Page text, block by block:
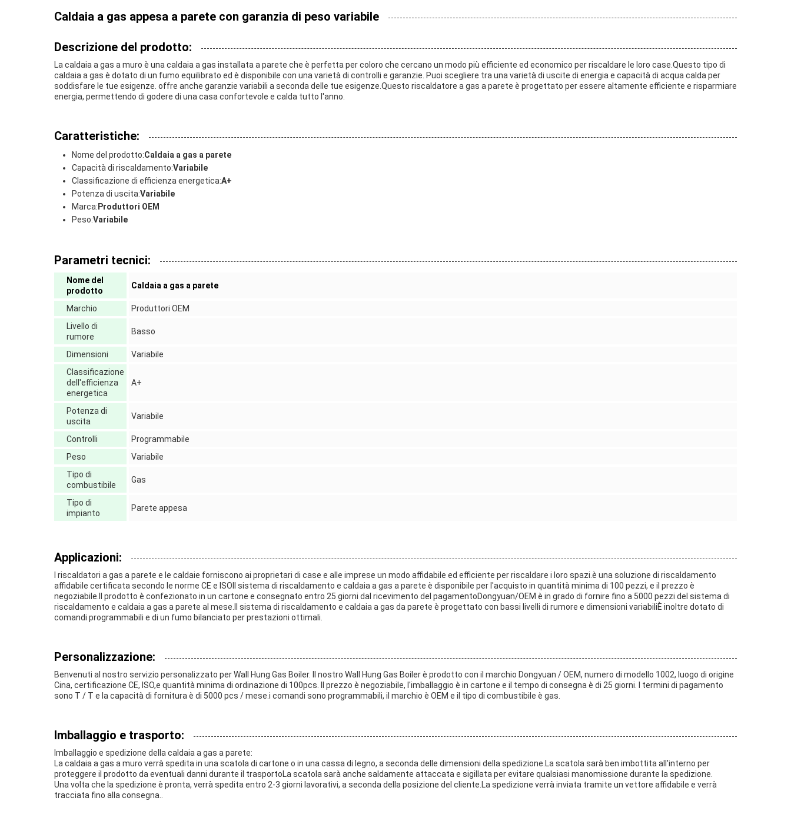
Caldaia a gas appesa a parete con garanzia di peso variabile
Descrizione del prodotto:
La caldaia a gas a muro è una caldaia a gas installata a parete che è perfetta per coloro che cercano un modo più efficiente ed economico per riscaldare le loro case.Questo tipo di
caldaia a gas è dotato di un fumo equilibrato ed è disponibile con una varietà di controlli e garanzie. Puoi scegliere tra una varietà di uscite di energia e capacità di acqua calda per
soddisfare le tue esigenze. offre anche garanzie variabili a seconda delle tue esigenze.Questo riscaldatore a gas a parete è progettato per essere altamente efficiente e risparmiare
energia, permettendo di godere di una casa confortevole e calda tutto l'anno.
Caratteristiche:
Nome del prodotto:Caldaia a gas a parete
Capacità di riscaldamento:Variabile
Classificazione di efficienza energetica:A+
Potenza di uscita:Variabile
Marca: Produttori OEM
Peso:Variabile
Parametri tecnici:
Nome del
prodotto
Caldaia a gas a parete
Marchio
Produttori OEM
Livello di
rumore
Basso
Dimensioni
Variabile
Classificazione
dell'efficienza
energetica
A+
Potenza di
uscita
Variabile
Controlli
Programmabile
Peso
Variabile
Tipo di
combustibile
Gas
Tipo di
impianto
Parete appesa
Applicazioni:
I riscaldatori a gas a parete e le caldaie forniscono ai proprietari di case e alle imprese un modo affidabile ed efficiente per riscaldare i loro spazi.è una soluzione di riscaldamento
affidabile certificata secondo le norme CE e ISOIl sistema di riscaldamento e caldaia a gas a parete è disponibile per l'acquisto in quantità minima di 100 pezzi, e il prezzo è
negoziabile.Il prodotto è confezionato in un cartone e consegnato entro 25 giorni dal ricevimento del pagamentoDongyuan/OEM è in grado di fornire fino a 5000 pezzi del sistema di
riscaldamento e caldaia a gas a parete al mese.Il sistema di riscaldamento e caldaia a gas da parete è progettato con bassi livelli di rumore e dimensioni variabiliÈ inoltre dotato di
comandi programmabili e di un fumo bilanciato per prestazioni ottimali.
Personalizzazione:
Benvenuti al nostro servizio personalizzato per Wall Hung Gas Boiler. Il nostro Wall Hung Gas Boiler è prodotto con il marchio Dongyuan / OEM, numero di modello 1002, luogo di origine
Cina, certificazione CE, ISO,e quantità minima di ordinazione di 100pcs. Il prezzo è negoziabile, l'imballaggio è in cartone e il tempo di consegna è di 25 giorni. I termini di pagamento
sono T / T e la capacità di fornitura è di 5000 pcs / mese.i comandi sono programmabili, il marchio è OEM e il tipo di combustibile è gas.
Imballaggio e trasporto:
Imballaggio e spedizione della caldaia a gas a parete:
La caldaia a gas a muro verrà spedita in una scatola di cartone o in una cassa di legno, a seconda delle dimensioni della spedizione.La scatola sarà ben imbottita all'interno per
proteggere il prodotto da eventuali danni durante il trasportoLa scatola sarà anche saldamente attaccata e sigillata per evitare qualsiasi manomissione durante la spedizione.
Una volta che la spedizione è pronta, verrà spedita entro 2-3 giorni lavorativi, a seconda della posizione del cliente.La spedizione verrà inviata tramite un vettore affidabile e verrà
tracciata fino alla consegna..